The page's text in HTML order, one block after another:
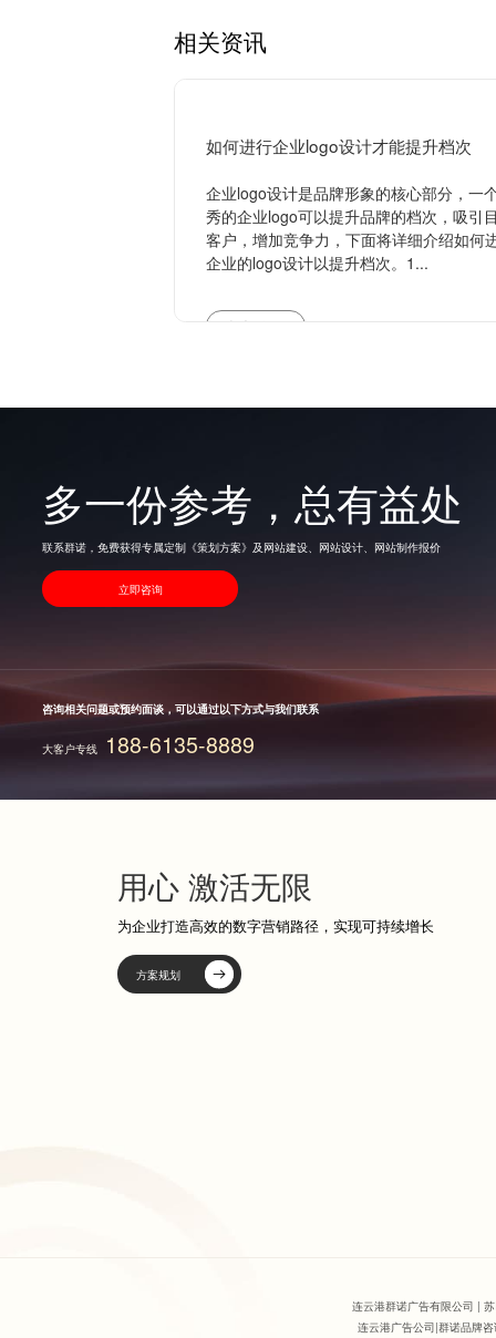
相关资讯
如何进行企业logo设计才能提升档次
企业logo设计是品牌形象的核心部分，一
秀的企业logo可以提升品牌的档次，吸引
客户，增加竞争力，下面将详细介绍如何
企业的logo设计以提升档次。1...
多一份参考，总有益处
联系群诺，免费获得专属定制《策划方案》及网站建设、网站设计、网站制作报价
立即咨询
咨询相关问题或预约面谈，可以通过以下方式与我们联系
大客户专线 188-6135-8889
用心 激活无限
为企业打造高效的数字营销路径，实现可持续增长
方案规划
连云港群诺广告有限公司 |
连云港广告公司|群诺品牌